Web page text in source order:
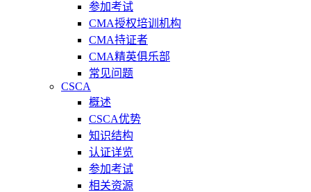
参加考试
CMA授权培训机构
CMA持证者
CMA精英俱乐部
常见问题
CSCA
概述
CSCA优势
知识结构
认证详览
参加考试
相关资源